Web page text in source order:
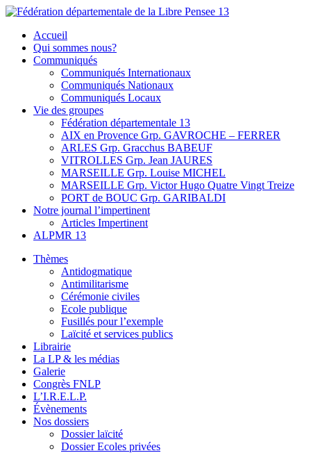
Skip
content
Fédération départementale de la Libre Pensee 13
Membre de la fédération Nationale de la Libre Pensée ni dieu ni
maitre
Accueil
Qui sommes nous?
Communiqués
Communiqués Internationaux
Communiqués Nationaux
Communiqués Locaux
Vie des groupes
Fédération départementale 13
AIX en Provence Grp. GAVROCHE – FERRER
ARLES Grp. Gracchus BABEUF
VITROLLES Grp. Jean JAURES
MARSEILLE Grp. Louise MICHEL
MARSEILLE Grp. Victor Hugo Quatre Vingt Treize
PORT de BOUC Grp. GARIBALDI
Notre journal l’impertinent
Articles Impertinent
ALPMR 13
Thèmes
Antidogmatique
Antimilitarisme
Cérémonie civiles
Ecole publique
Fusillés pour l’exemple
Laïcité et services publics
Librairie
La LP & les médias
Galerie
Congrès FNLP
L’I.R.E.L.P.
Évènements
Nos dossiers
Dossier laïcité
Dossier Ecoles privées